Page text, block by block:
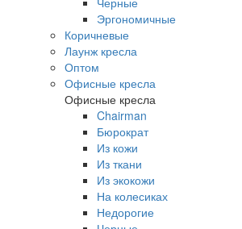
Эргономичные
Коричневые
Лаунж кресла
Оптом
Офисные кресла
Офисные кресла
Chairman
Бюрократ
Из кожи
Из ткани
Из экокожи
На колесиках
Недорогие